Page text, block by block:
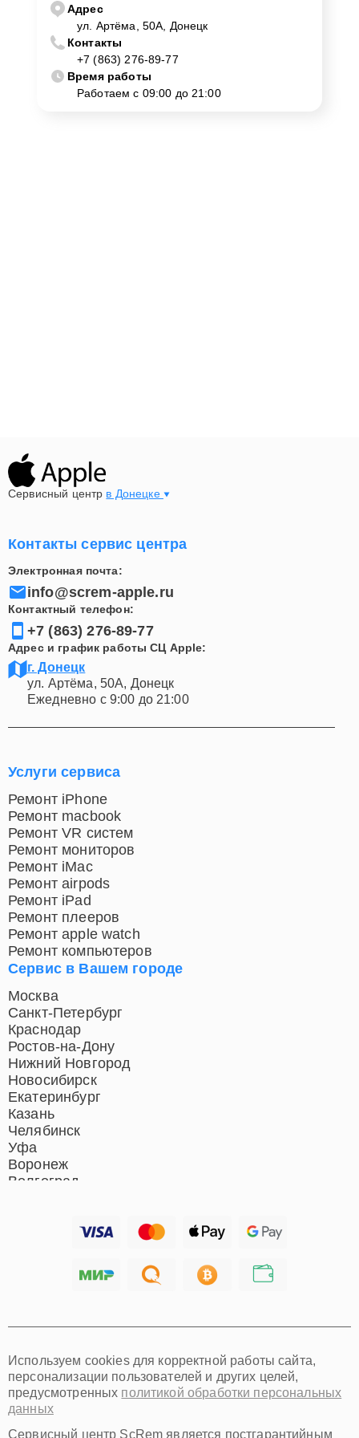
качественные комплектующие, наша ремонтная
мастерская гарантирует долговечность любых
проведенных ремонтов.
Почему выбирают нас для ремонта в
телефону +7 (863) 276-89-77 или посетите наш
сервисный центр по адресу ул. Артёма, 50А, Донецк в
Адрес
ул. Артёма, 50А, Донецк
Контакты
+7 (863) 276-89-77
Время работы
Работаем с 09:00 до 21:00
Сервисный центр в Донецке
Контакты сервис центра
Электронная почта:
info@screm-apple.ru
Контактный телефон:
+7 (863) 276-89-77
Адрес и график работы СЦ Apple:
г. Донецк
ул. Артёма, 50А, Донецк
Ежедневно с 9:00 до 21:00
Сервис в Вашем городе
Москва
Санкт-Петербург
Краснодар
Ростов-на-Дону
Нижний Новгород
Новосибирск
Екатеринбург
Казань
Челябинск
Уфа
Воронеж
Волгоград
Хабаровск
Омск
Красноярск
Пермь
Ульяновск
Киров
Услуги сервиса
Ремонт iPhone
Ремонт macbook
Ремонт VR систем
Ремонт мониторов
Ремонт iMac
Ремонт airpods
Ремонт iPad
Ремонт плееров
Ремонт apple watch
Ремонт компьютеров
Используем cookies для корректной работы сайта,
персонализации пользователей и других целей,
предусмотренных политикой обработки персональных
данных
Сервисный центр ScRem является постгарантийным